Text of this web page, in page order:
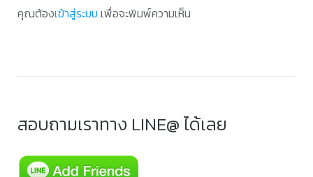
คุณต้องเข้าสู่ระบบ เพื่อจะพิมพ์ความเห็น
สอบถามเราทาง LINE@ ได้เลย